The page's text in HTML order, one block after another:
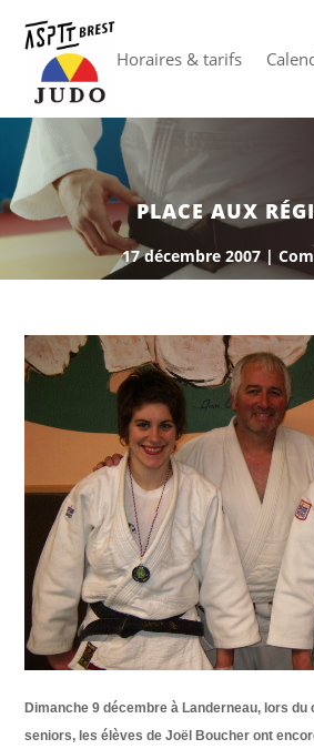
Horaires & tarifs
PLACE AUX
17 décembre 2007 |
Dimanche 9 décembre à Landerneau, lors
seniors, les élèves de Joël Boucher ont